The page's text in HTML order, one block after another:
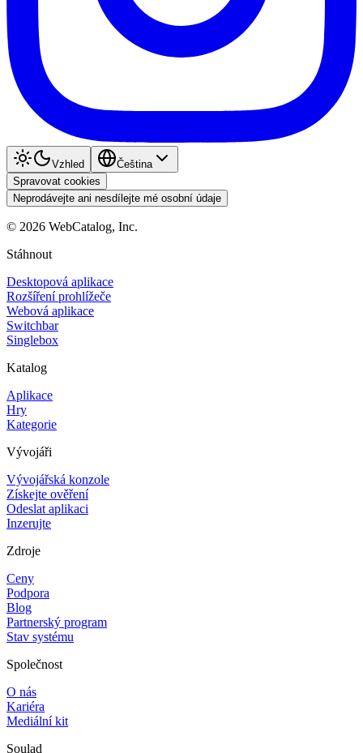
Vzhled
Čeština
Spravovat cookies
Neprodávejte ani nesdílejte mé osobní údaje
© 2026 WebCatalog, Inc.
Stáhnout
Desktopová aplikace
Rozšíření prohlížeče
Webová aplikace
Switchbar
Singlebox
Katalog
Aplikace
Hry
Kategorie
Vývojáři
Vývojářská konzole
Získejte ověření
Odeslat aplikaci
Inzerujte
Zdroje
Ceny
Podpora
Blog
Partnerský program
Stav systému
Společnost
O nás
Kariéra
Mediální kit
Soulad